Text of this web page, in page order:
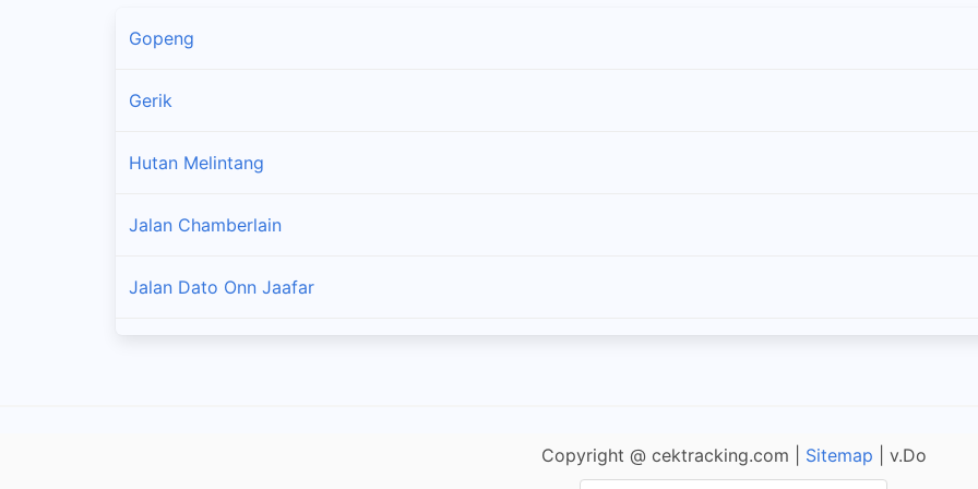
Gopeng
Gerik
Hutan Melintang
Jalan Chamberlain
Jalan Dato Onn Jaafar
Copyright @ cektracking.com | Sitemap | v.Do